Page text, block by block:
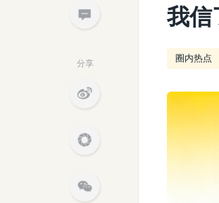
分享
我信
圈内热点